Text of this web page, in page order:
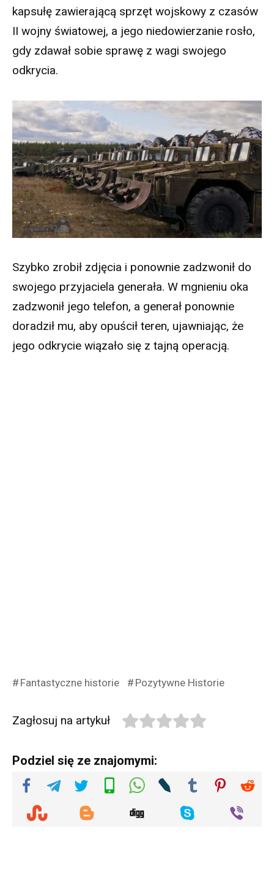
kapsułę zawierającą sprzęt wojskowy z czasów
II wojny światowej, a jego niedowierzanie rosło,
gdy zdawał sobie sprawę z wagi swojego
odkrycia.
Szybko zrobił zdjęcia i ponownie zadzwonił do
swojego przyjaciela generała. W mgnieniu oka
zadzwonił jego telefon, a generał ponownie
doradził mu, aby opuścił teren, ujawniając, że
jego odkrycie wiązało się z tajną operacją.
Fantastyczne historie Pozytywne Historie
Zagłosuj na artykuł
Podziel się ze znajomymi: